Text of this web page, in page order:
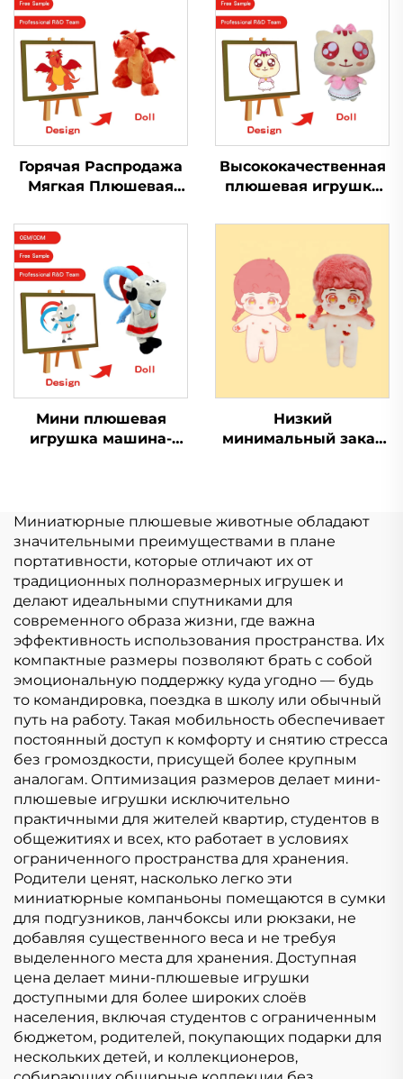
Горячая Распродажа
Мягкая Плюшевая
Peluche
Производитель
Индивидуальный
Логотип Мягкая
Плюшевая Игрушка
Настроить
Высококачественная
плюшевая игрушка
изготовленная на
игрушка в виде
животного
Мини плюшевая
игрушка машина-
кролик, кошка,
настраиваемый
плюшевый брелок
Низкий
минимальный заказ
заказ
Миниатюрные плюшевые животные обладают
значительными преимуществами в плане
портативности, которые отличают их от
традиционных полноразмерных игрушек и
делают идеальными спутниками для
современного образа жизни, где важна
эффективность использования пространства. Их
компактные размеры позволяют брать с собой
эмоциональную поддержку куда угодно — будь
то командировка, поездка в школу или обычный
путь на работу. Такая мобильность обеспечивает
постоянный доступ к комфорту и снятию стресса
без громоздкости, присущей более крупным
аналогам. Оптимизация размеров делает мини-
плюшевые игрушки исключительно
практичными для жителей квартир, студентов в
общежитиях и всех, кто работает в условиях
ограниченного пространства для хранения.
Родители ценят, насколько легко эти
миниатюрные компаньоны помещаются в сумки
для подгузников, ланчбоксы или рюкзаки, не
добавляя существенного веса и не требуя
выделенного места для хранения. Доступная
цена делает мини-плюшевые игрушки
доступными для более широких слоёв
населения, включая студентов с ограниченным
бюджетом, родителей, покупающих подарки для
нескольких детей, и коллекционеров,